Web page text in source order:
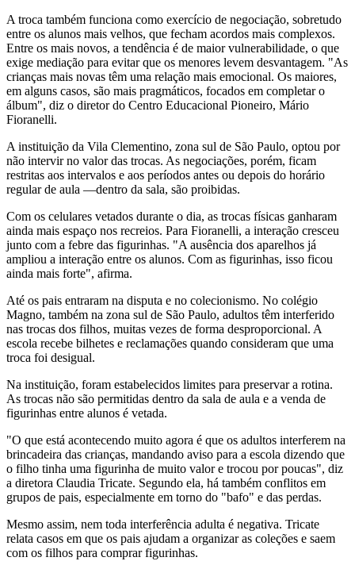
A troca também funciona como exercício de negociação, sobretudo
entre os alunos mais velhos, que fecham acordos mais complexos.
Entre os mais novos, a tendência é de maior vulnerabilidade, o que
exige mediação para evitar que os menores levem desvantagem. "As
crianças mais novas têm uma relação mais emocional. Os maiores,
em alguns casos, são mais pragmáticos, focados em completar o
álbum", diz o diretor do Centro Educacional Pioneiro, Mário
Fioranelli.
A instituição da Vila Clementino, zona sul de São Paulo, optou por
não intervir no valor das trocas. As negociações, porém, ficam
restritas aos intervalos e aos períodos antes ou depois do horário
regular de aula —dentro da sala, são proibidas.
Com os celulares vetados durante o dia, as trocas físicas ganharam
ainda mais espaço nos recreios. Para Fioranelli, a interação cresceu
junto com a febre das figurinhas. "A ausência dos aparelhos já
ampliou a interação entre os alunos. Com as figurinhas, isso ficou
ainda mais forte", afirma.
Até os pais entraram na disputa e no colecionismo. No colégio
Magno, também na zona sul de São Paulo, adultos têm interferido
nas trocas dos filhos, muitas vezes de forma desproporcional. A
escola recebe bilhetes e reclamações quando consideram que uma
troca foi desigual.
Na instituição, foram estabelecidos limites para preservar a rotina.
As trocas não são permitidas dentro da sala de aula e a venda de
figurinhas entre alunos é vetada.
"O que está acontecendo muito agora é que os adultos interferem na
brincadeira das crianças, mandando aviso para a escola dizendo que
o filho tinha uma figurinha de muito valor e trocou por poucas", diz
a diretora Claudia Tricate. Segundo ela, há também conflitos em
grupos de pais, especialmente em torno do "bafo" e das perdas.
Mesmo assim, nem toda interferência adulta é negativa. Tricate
relata casos em que os pais ajudam a organizar as coleções e saem
com os filhos para comprar figurinhas.